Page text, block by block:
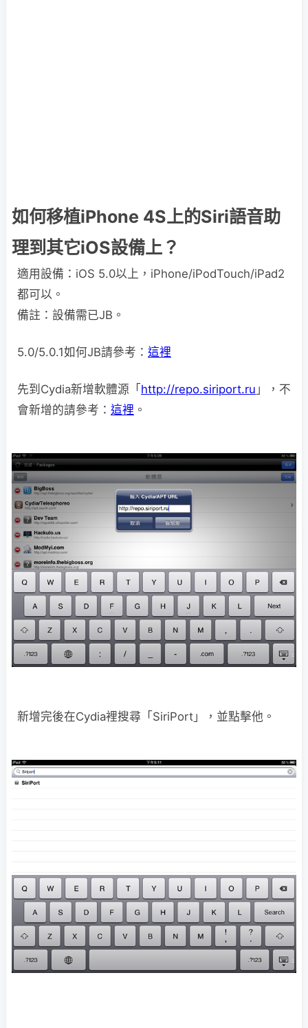
如何移植iPhone 4S上的Siri語音助
理到其它iOS設備上？
適用設備：iOS 5.0以上，iPhone/iPodTouch/iPad2
都可以。
備註：設備需已JB。
5.0/5.0.1如何JB請參考： 這裡
先到Cydia新增軟體源「 http://repo.siriport.ru 」，不
會新增的請參考： 這裡 。
新增完後在Cydia裡搜尋「SiriPort」，並點擊他。